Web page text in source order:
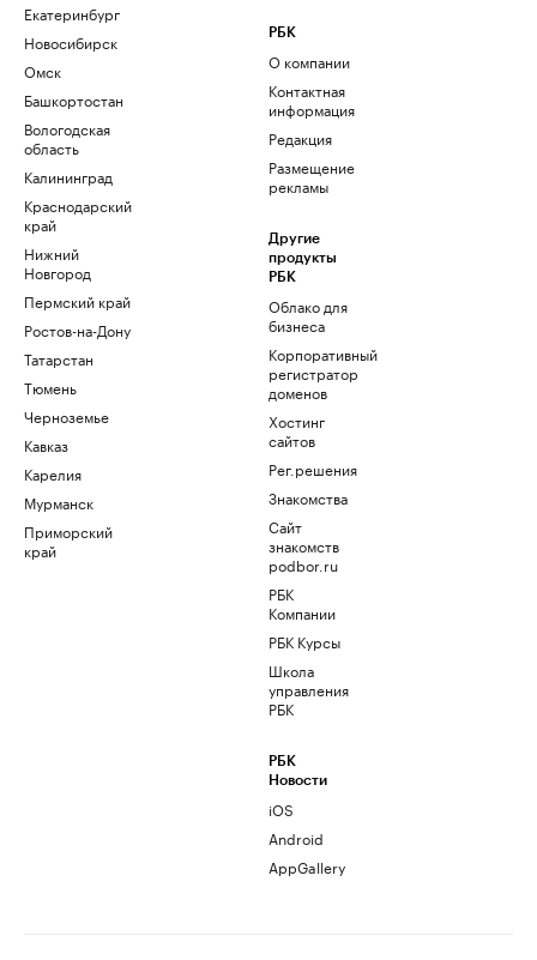
Екатеринбург
Новосибирск
Омск
Башкортостан
Вологодская
область
Калининград
Краснодарский
край
Нижний
Новгород
Пермский край
Ростов-на-Дону
Татарстан
Тюмень
Черноземье
Кавказ
Карелия
Мурманск
Приморский
край
РБК
О компании
Контактная
информация
Редакция
Размещение
рекламы
Другие
продукты
РБК
Облако для
бизнеса
Корпоративный
регистратор
доменов
Хостинг
сайтов
Рег.решения
Знакомства
Сайт
знакомств
podbor.ru
РБК
Компании
РБК Курсы
Школа
управления
РБК
РБК
Новости
iOS
Android
AppGallery